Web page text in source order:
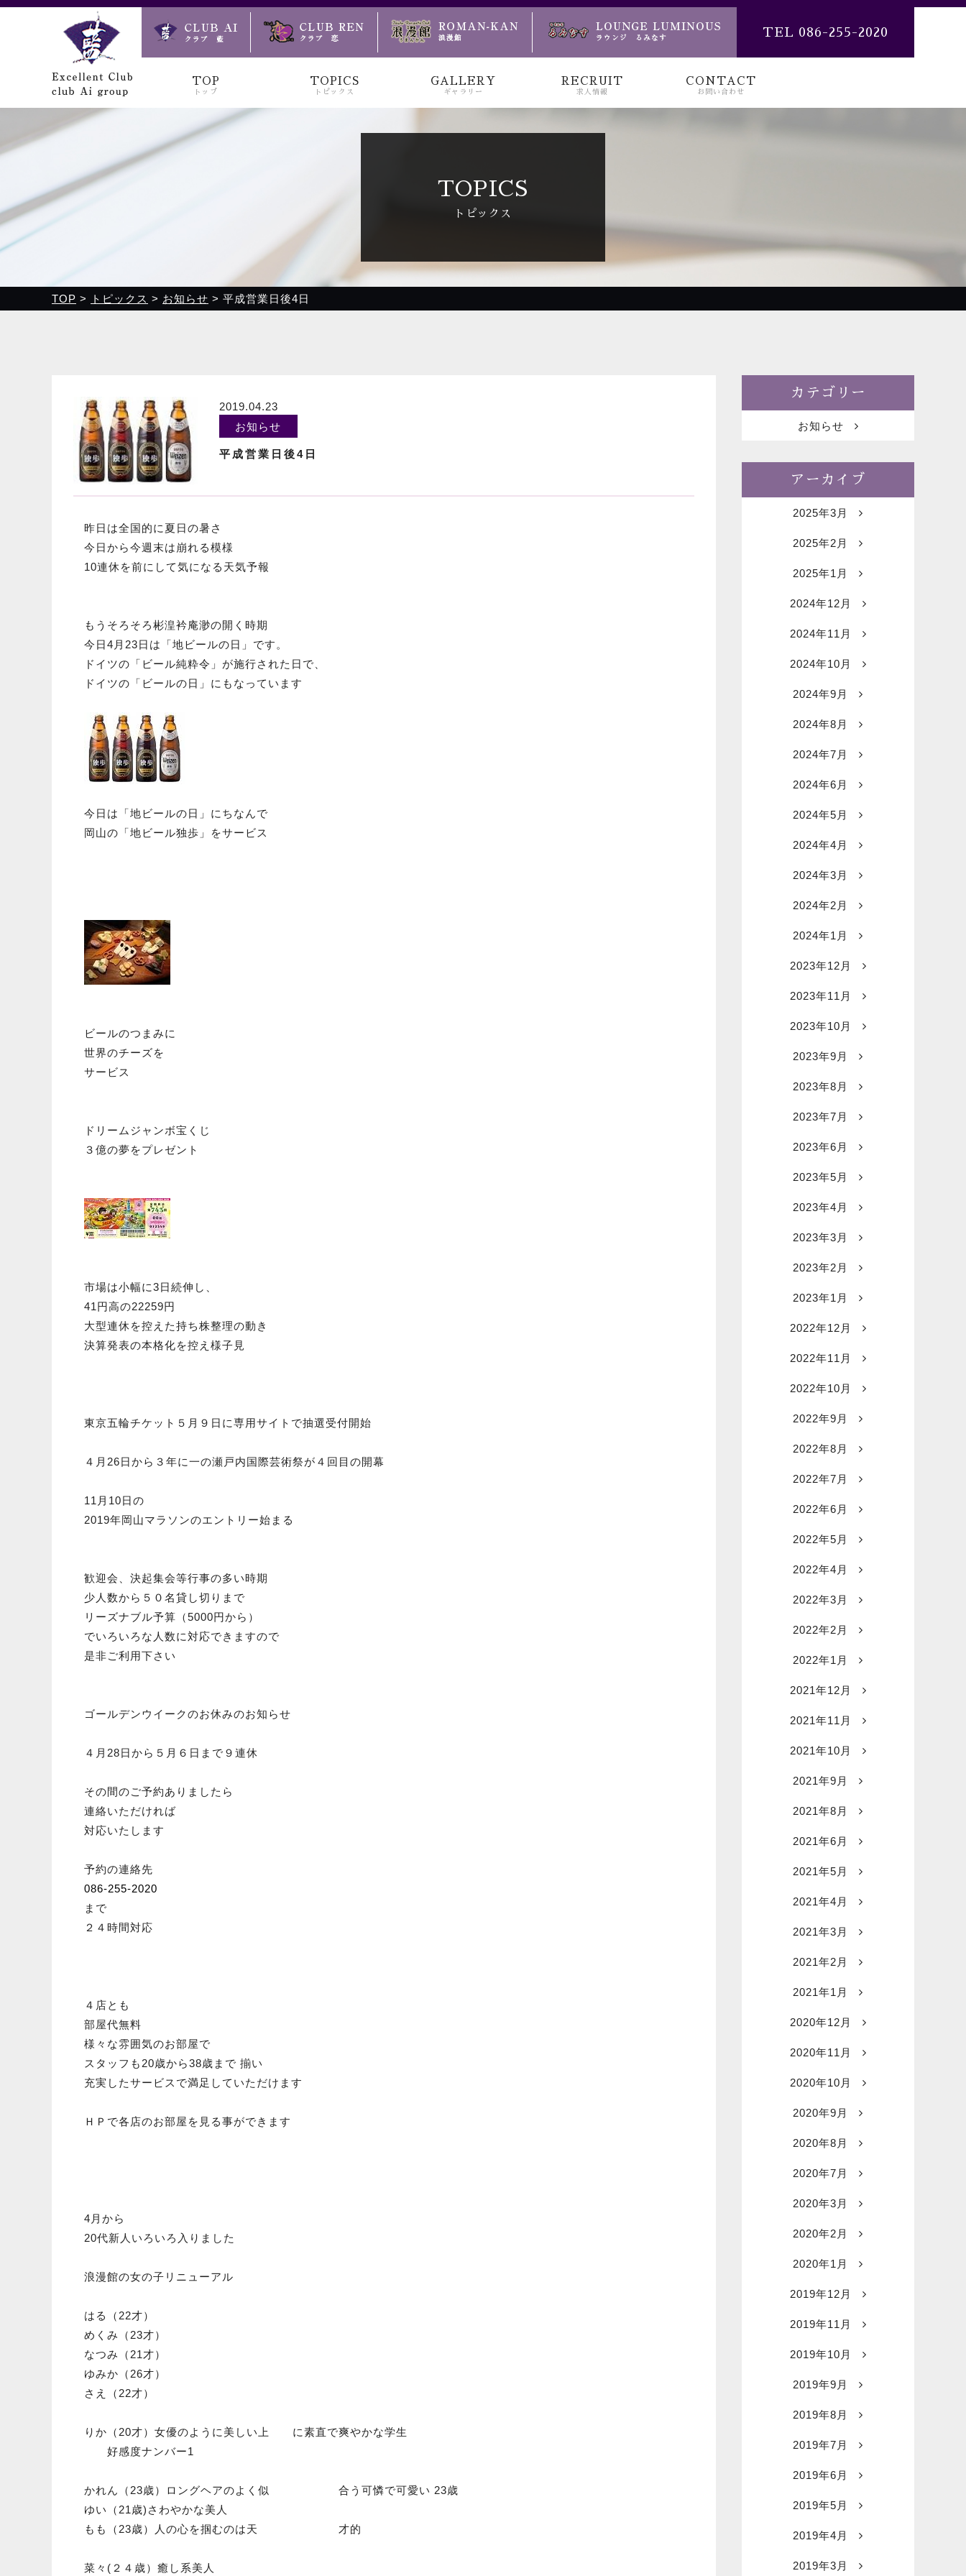
クラブ藍(あい)、クラブ恋(れん)、ルミナス、浪漫館で皆様のお越しをお待ちしております
TEL 086-255-2020
TOP
トップ
TOPICS
トピックス
GALLERY
ギャラリー
RECRUIT
求人情報
CONTACT
お問い合わせ
TOPICS
トピックス
TOP > トピックス > お知らせ > 平成営業日後4日
2019.04.23
お知らせ
平成営業日後4日
昨日は全国的に夏日の暑さ
今日から今週末は崩れる模様
10連休を前にして気になる天気予報
もうそろそろ彬湟衿庵渺の開く時期
今日4月23日は「地ビールの日」です。
ドイツの「ビール純粋令」が施行された日で、
ドイツの「ビールの日」にもなっています
今日は「地ビールの日」にちなんで
岡山の「地ビール独歩」をサービス
ビールのつまみに
世界のチーズを
サービス
ドリームジャンボ宝くじ
３億の夢をプレゼント
市場は小幅に3日続伸し、
41円高の22259円
大型連休を控えた持ち株整理の動き
決算発表の本格化を控え様子見
東京五輪チケット５月９日に専用サイトで抽選受付開始
４月26日から３年に一の瀬戸内国際芸術祭が４回目の開幕
11月10日の
2019年岡山マラソンのエントリー始まる
歓迎会、決起集会等行事の多い時期
少人数から５０名貸し切りまで
リーズナブル予算（5000円から）
でいろいろな人数に対応できますので
是非ご利用下さい
ゴールデンウイークのお休みのお知らせ
４月28日から５月６日まで９連休
その間のご予約ありましたら
連絡いただければ
対応いたします
予約の連絡先
086-255-2020
まで
２４時間対応
４店とも
部屋代無料
様々な雰囲気のお部屋で
スタッフも20歳から38歳まで 揃い
充実したサービスで満足していただけます
ＨＰで各店のお部屋を見る事ができます
4月から
20代新人いろいろ入りました
浪漫館の女の子リニューアル
はる（22才）
めくみ（23才）
なつみ（21才）
ゆみか（26才）
さえ（22才）
りか（20才）女優のように美しい上 に素直で爽やかな学生
好感度ナンバー1
かれん（23歳）ロングヘアのよく似 合う可憐で可愛い 23歳
ゆい（21歳)さわやかな美人
もも（23歳）人の心を掴むのは天 才的
菜々(２４歳）癒し系美人
カテゴリー
お知らせ
アーカイブ
2025年3月
2025年2月
2025年1月
2024年12月
2024年11月
2024年10月
2024年9月
2024年8月
2024年7月
2024年6月
2024年5月
2024年4月
2024年3月
2024年2月
2024年1月
2023年12月
2023年11月
2023年10月
2023年9月
2023年8月
2023年7月
2023年6月
2023年5月
2023年4月
2023年3月
2023年2月
2023年1月
2022年12月
2022年11月
2022年10月
2022年9月
2022年8月
2022年7月
2022年6月
2022年5月
2022年4月
2022年3月
2022年2月
2022年1月
2021年12月
2021年11月
2021年10月
2021年9月
2021年8月
2021年6月
2021年5月
2021年4月
2021年3月
2021年2月
2021年1月
2020年12月
2020年11月
2020年10月
2020年9月
2020年8月
2020年7月
2020年3月
2020年2月
2020年1月
2019年12月
2019年11月
2019年10月
2019年9月
2019年8月
2019年7月
2019年6月
2019年5月
2019年4月
2019年3月